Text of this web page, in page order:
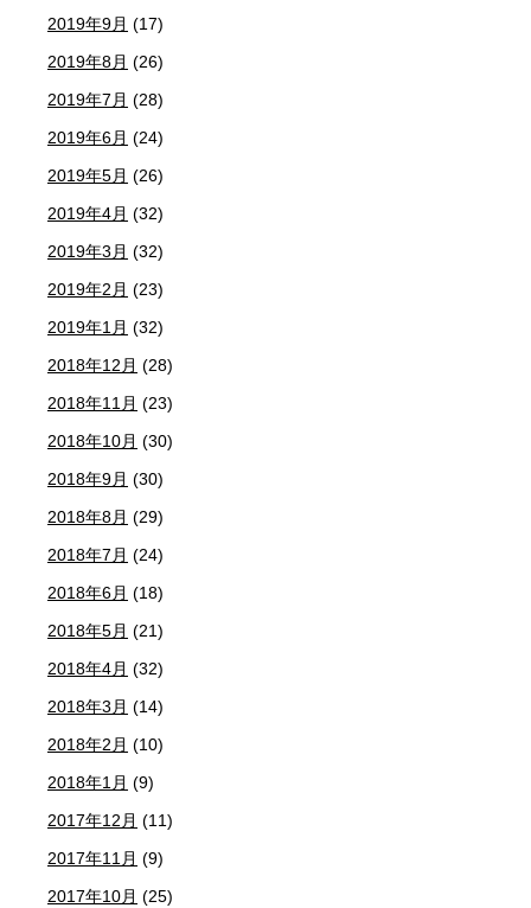
2019年9月 (17)
2019年8月 (26)
2019年7月 (28)
2019年6月 (24)
2019年5月 (26)
2019年4月 (32)
2019年3月 (32)
2019年2月 (23)
2019年1月 (32)
2018年12月 (28)
2018年11月 (23)
2018年10月 (30)
2018年9月 (30)
2018年8月 (29)
2018年7月 (24)
2018年6月 (18)
2018年5月 (21)
2018年4月 (32)
2018年3月 (14)
2018年2月 (10)
2018年1月 (9)
2017年12月 (11)
2017年11月 (9)
2017年10月 (25)